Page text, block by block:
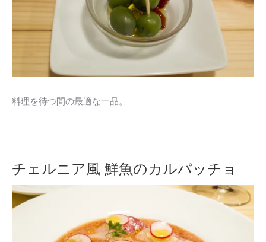
料理を待つ間の最適な一品。
チェルニア風 鮮魚のカルパッチョ